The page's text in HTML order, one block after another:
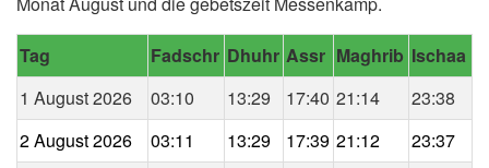
Tag Fadschr Dhuhr Assr Maghrib Ischaa
1 August 2026
03:10 13:29 17:40 21:14
23:38
2 August 2026
03:11 13:29 17:39 21:12
23:37